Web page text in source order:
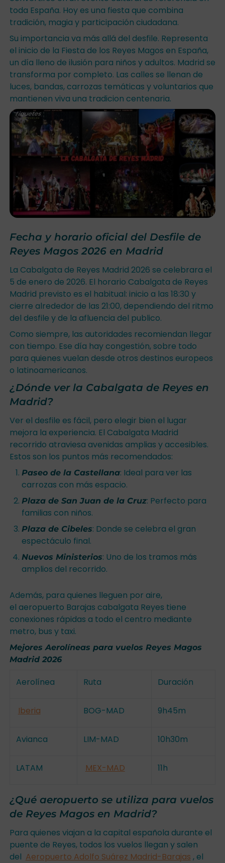
toda España. Hoy es una fiesta que combina
tradición, magia y participación ciudadana.
Su importancia va más allá del desfile. Representa
el inicio de la Fiesta de los Reyes Magos en España,
un día lleno de ilusión para niños y adultos. Madrid se
transforma por completo. Las calles se llenan de
luces, bandas, carrozas temáticas y voluntarios que
mantienen viva una tradicion centenaria.
Fecha y horario oficial del Desfile de
Reyes Magos 2026 en Madrid
La Cabalgata de Reyes Madrid 2026 se celebrara el
5 de enero de 2026. El horario Cabalgata de Reyes
Madrid previsto es el habitual: inicio a las 18:30 y
cierre alrededor de las 21:00, dependiendo del ritmo
del desfile y de la afluencia del publico.
Como siempre, las autoridades recomiendan llegar
con tiempo. Ese día hay congestión, sobre todo
para quienes vuelan desde otros destinos europeos
o latinoamericanos.
¿Dónde ver la Cabalgata de Reyes en
Madrid?
Ver el desfile es fácil, pero elegir bien el lugar
mejora la experiencia. El Cabalgata Madrid
recorrido atraviesa avenidas amplias y accesibles.
Estos son los puntos más recomendados:
Paseo de la Castellana: Ideal para ver las
carrozas con más espacio.
Plaza de San Juan de la Cruz: Perfecto para
familias con niños.
Plaza de Cibeles: Donde se celebra el gran
espectáculo final.
Nuevos Ministerios: Uno de los tramos más
amplios del recorrido.
Además, para quienes lleguen por aire,
el aeropuerto Barajas cabalgata Reyes tiene
conexiones rápidas a todo el centro mediante
metro, bus y taxi.
Mejores Aerolíneas para vuelos Reyes Magos
Madrid 2026
Aerolínea Ruta Duración
Iberia BOG-MAD 9h45m
Avianca LIM-MAD 10h30m
LATAM MEX-MAD 11h
¿Qué aeropuerto se utiliza para vuelos
de Reyes Magos en Madrid?
Para quienes viajan a la capital española durante el
puente de Reyes, todos los vuelos llegan y salen
del Aeropuerto Adolfo Suárez Madrid-Barajas , el